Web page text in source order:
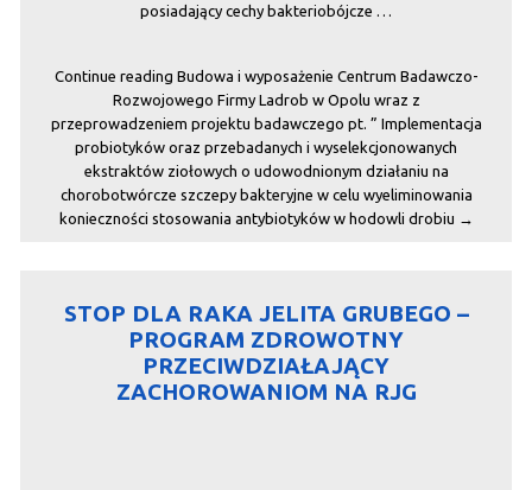
posiadający cechy bakteriobójcze …
Continue reading Budowa i wyposażenie Centrum Badawczo-
Rozwojowego Firmy Ladrob w Opolu wraz z
przeprowadzeniem projektu badawczego pt. ” Implementacja
probiotyków oraz przebadanych i wyselekcjonowanych
ekstraktów ziołowych o udowodnionym działaniu na
chorobotwórcze szczepy bakteryjne w celu wyeliminowania
konieczności stosowania antybiotyków w hodowli drobiu →
STOP DLA RAKA JELITA GRUBEGO –
PROGRAM ZDROWOTNY
PRZECIWDZIAŁAJĄCY
ZACHOROWANIOM NA RJG